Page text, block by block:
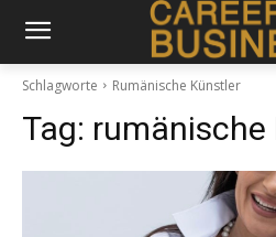
Schlagworte Rumänische Künstler
Tag: rumänische